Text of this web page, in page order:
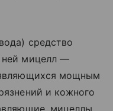
средство
ней мицелл —
мощным
и кожного
мицеллы